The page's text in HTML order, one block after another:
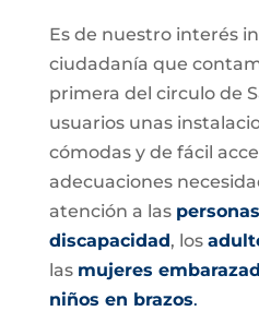
Es de nuestro interés
ciudadanía que
primera del circulo de
usuarios unas
cómodas y de fácil
adecuaciones
atención a las
discapacidad, los
las mujeres
niños en brazos.